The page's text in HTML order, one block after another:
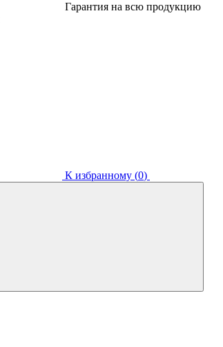
Гарантия на всю продукцию
К избранному (0)